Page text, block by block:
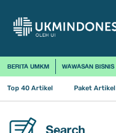
BERITA UMKM WAWASAN BISNIS
Top 40 Artikel Paket Artikel
Search